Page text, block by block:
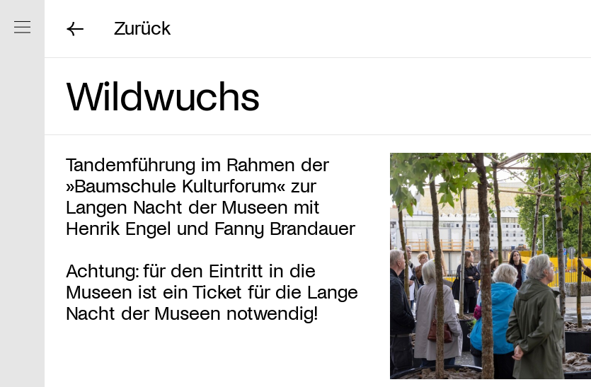
Navigation ein/ausblenden
Zurück
Wildwuchs
Tandemführung im Rahmen der
»Baumschule Kulturforum« zur
Langen Nacht der Museen mit
Henrik Engel und Fanny Brandauer
Achtung: für den Eintritt in die
Museen ist ein Ticket für die Lange
Nacht der Museen notwendig!